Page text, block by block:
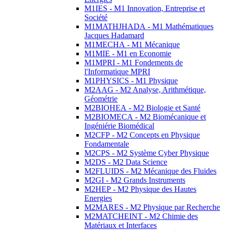
M1IES - M1 Innovation, Entreprise et
Société
M1MATHJHADA - M1 Mathématiques
Jacques Hadamard
M1MECHA - M1 Mécanique
M1MIE - M1 en Economie
M1MPRI - M1 Fondements de
l'Informatique MPRI
M1PHYSICS - M1 Physique
M2AAG - M2 Analyse, Arithmétique,
Géométrie
M2BIOHEA - M2 Biologie et Santé
M2BIOMECA - M2 Biomécanique et
Ingéniérie Biomédical
M2CFP - M2 Concepts en Physique
Fondamentale
M2CPS - M2 Système Cyber Physique
M2DS - M2 Data Science
M2FLUIDS - M2 Mécanique des Fluides
M2GI - M2 Grands Instruments
M2HEP - M2 Physique des Hautes
Energies
M2MARES - M2 Physique par Recherche
M2MATCHEINT - M2 Chimie des
Matériaux et Interfaces